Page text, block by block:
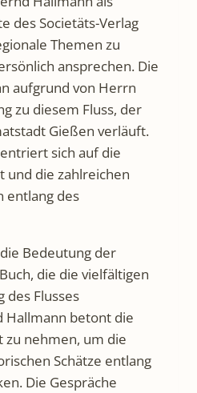
des Societäts-Verlag
Themen zu
ansprechen. Die
aufgrund von Herrn
zu diesem Fluss, der
Gießen verläuft.
sich auf die
und die zahlreichen
entlang des
Bedeutung der
die die vielfältigen
des Flusses
Hallmann betont die
zu nehmen, um die
Schätze entlang
Die Gespräche